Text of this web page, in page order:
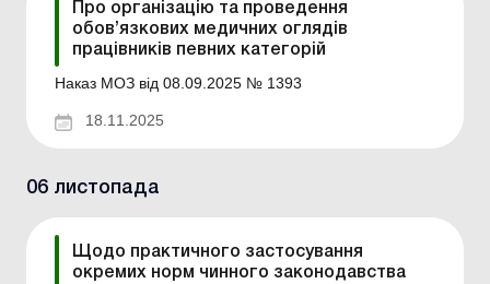
Про організацію та проведення
обов’язкових медичних оглядів
працівників певних категорій
Наказ МОЗ від 08.09.2025 № 1393
18.11.2025
06 листопада
Щодо практичного застосування
окремих норм чинного законодавства